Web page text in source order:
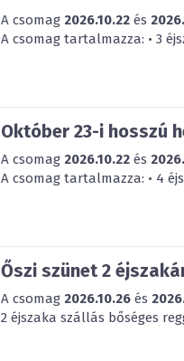
A csomag 2026.10.22 és
A csomag tartalmazza: • 3
Október 23-i hosszú
A csomag 2026.10.22 és
A csomag tartalmazza: • 4
Őszi szünet 2
A csomag 2026.10.26 és
2 éjszaka szállás bőséges